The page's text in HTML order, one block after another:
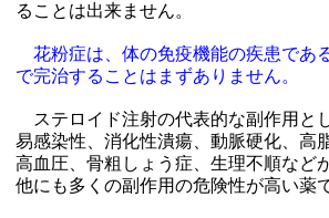
ることは出来ません。
花粉症は、体の免疫機能の疾患であ
で完治することはまずありません。
ステロイド注射の代表的な副作用と
易感染性、消化性潰瘍、動脈硬化、高
高血圧、骨粗しょう症、生理不順など
他にも多くの副作用の危険性が高い薬